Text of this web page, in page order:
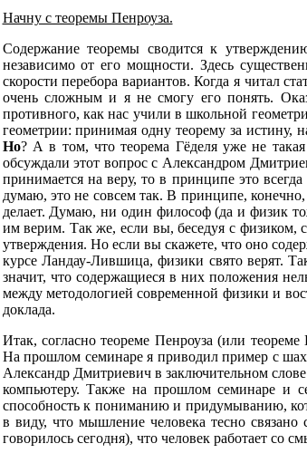
Начну с теоремы Пенроуза.
Содержание теоремы сводится к
независимо от его мощности. Здесь
скорости перебора вариантов. Когда я читал
очень сложным и я не смогу его понять.
противного, как нас учили в школьной
геометрии: принимая одну теорему за истину,
Но? А в том, что теорема Гёделя уже не
обсуждали этот вопрос с Александром
принимается на веру, то в принципе это
думаю, это не совсем так. В принципе,
делает. Думаю, ни один философ (да и физик
им верим. Так же, если вы, беседуя с физиком,
утверждения. Но если вы скажете, что оно
курсе Ландау-Лившица, физики свято верят.
значит, что содержащиеся в них положения
между методологией современной физики и
доклада.
Итак, согласно теореме Пенроуза (или
На прошлом семинаре я приводил пример с
Александр Дмитриевич в заключительном
компьютеру. Также на прошлом семинаре и
способность к пониманию и придумыванию,
в виду, что мышление человека тесно
говорилось сегодня), что человек работает